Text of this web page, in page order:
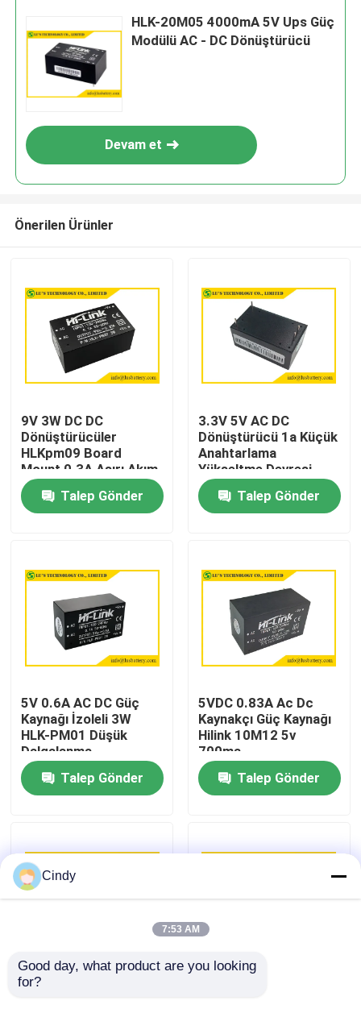
Hakkımızda
Fabrika turu
Kalite kontrol
Bizimle iletişime geçin
Vakalar
HLK-20M05 4000mA 5V Ups Güç
Modülü AC - DC Dönüştürücü
Devam et
Önerilen Ürünler
9V 3W DC DC
Dönüştürücüler
HLKpm09 Board
Mount 0.3A Aşırı Akım
Koruması
Talep Gönder
3.3V 5V AC DC
Dönüştürücü 1a Küçük
Anahtarlama
Yükseltme Devresi
2000m Rakım
Talep Gönder
5V 0.6A AC DC Güç
Kaynağı İzoleli 3W
HLK-PM01 Düşük
Dalgalanma
Talep Gönder
5VDC 0.83A Ac Dc
Kaynakçı Güç Kaynağı
Hilink 10M12 5v
700ma
Talep Gönder
9v 2200mA Ac - Dc
Cindy
7:53 AM
Good day, what product are you looking
for?